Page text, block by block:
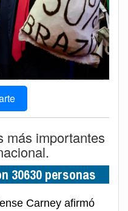
más importantes
30630 personas
Carney afirmó